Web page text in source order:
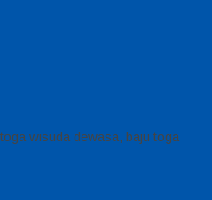
wisuda dewasa, baju toga